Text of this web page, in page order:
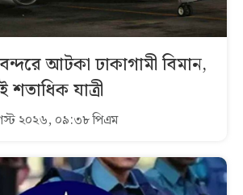
আটকা ঢাকাগামী বিমান,
যাত্রী
২০২৬, ০৯:৩৮ পিএম